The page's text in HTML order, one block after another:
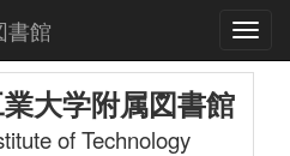
書館
大学附属図書館
of Technology